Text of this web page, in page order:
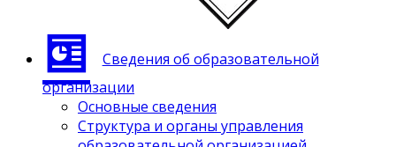
Сведения об образовательной
организации
Основные сведения
Структура и органы управления